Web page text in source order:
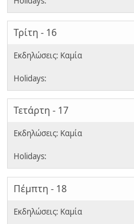
Τρίτη - 16
Τετάρτη - 17
Πέμπτη - 18